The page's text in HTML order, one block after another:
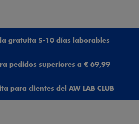
gratuita 5-10 días laborables
pedidos superiores a € 69,99
para clientes del AW LAB CLUB